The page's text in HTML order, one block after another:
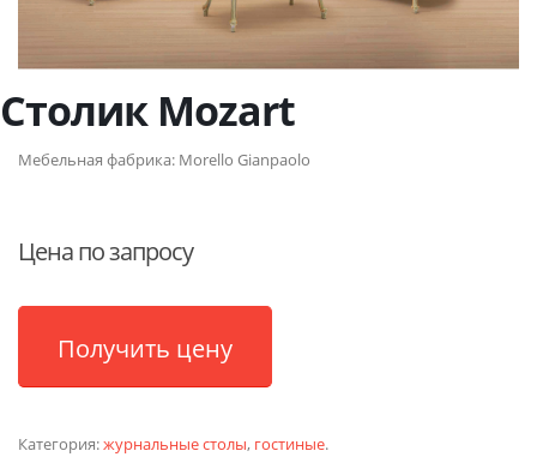
Столик Mozart
Мебельная фабрика: Morello Gianpaolo
Цена по запросу
Получить цену
Категория:журнальные столы, гостиные.